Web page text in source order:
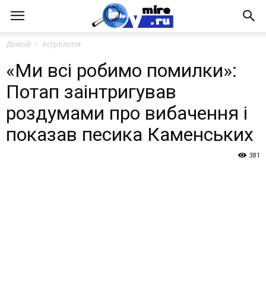
Домой Астрологія
«Ми всі робимо помилки»:
Потап заінтригував
роздумами про вибачення і
показав песика Каменських
381